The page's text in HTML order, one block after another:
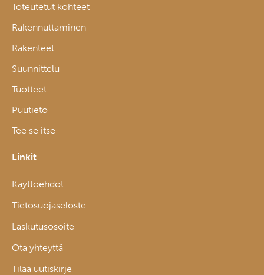
Toteutetut kohteet
Rakennuttaminen
Rakenteet
Suunnittelu
Tuotteet
Puutieto
Tee se itse
Linkit
Käyttöehdot
Tietosuojaseloste
Laskutusosoite
Ota yhteyttä
Tilaa uutiskirje